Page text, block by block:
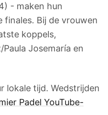
- maken hun
Bij de vrouwen
koppels,
Josemaría en
lokale tijd. Wedstrijden
Padel YouTube-